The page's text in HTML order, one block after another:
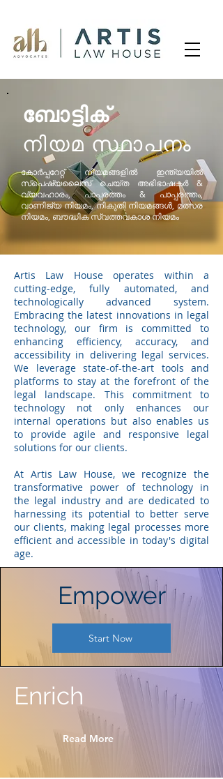
ബോട്ടിക്
നിയമ സ്ഥാപനം
കോർപ്പറേറ്റ് നിയമങ്ങളിൽ ഇന്ത്യയിൽ
സ്പെഷ്യലൈസ് ചെയ്ത അഭിഭാഷകർ &
വ്യവഹാരം, പാപ്പരത്തം & പാപ്പരത്തം,
വാണിജ്യ നിയമം, നികുതി നിയമങ്ങൾ, മത്സര
നിയമം, ബൗദ്ധിക സ്വത്തവകാശ നിയമം
Artis Law House operates within a
cutting-edge, fully automated, and
technologically advanced system.
Embracing the latest innovations in legal
technology, our firm is committed to
enhancing efficiency, accuracy, and
accessibility in delivering legal services.
We leverage state-of-the-art tools and
platforms to stay at the forefront of the
legal landscape. This commitment to
technology not only enhances our
internal operations but also enables us
to provide agile and responsive legal
solutions for our clients.
At Artis Law House, we recognize the
transformative power of technology in
the legal industry and are dedicated to
harnessing its potential to better serve
our clients, making legal processes more
efficient and accessible in today's digital
age.
Empower
Start Now
Enrich
Read More